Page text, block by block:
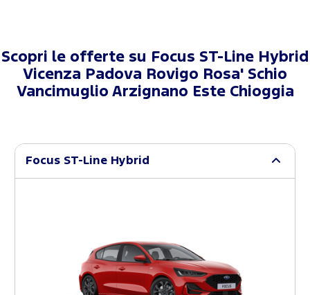
Scopri le offerte su Focus ST-Line Hybrid
Vicenza Padova Rovigo Rosa' Schio
Vancimuglio Arzignano Este Chioggia
Focus ST-Line Hybrid